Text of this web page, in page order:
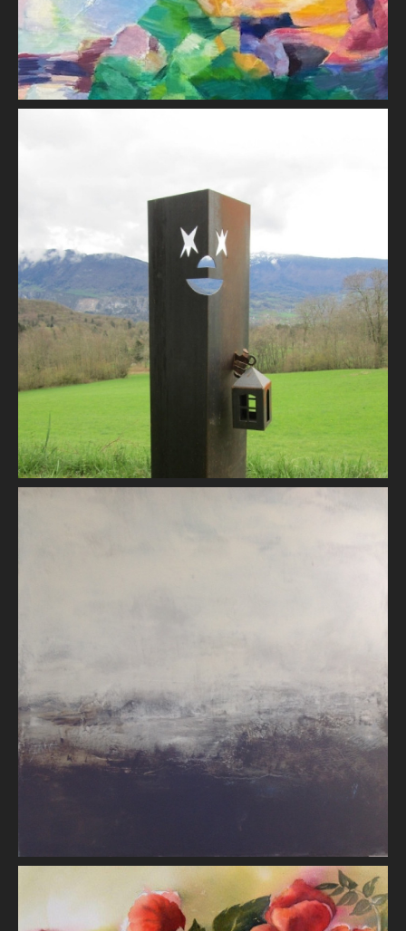
Lumen
Cécil D'ESTIENNE
Brigitte BLANCHARD